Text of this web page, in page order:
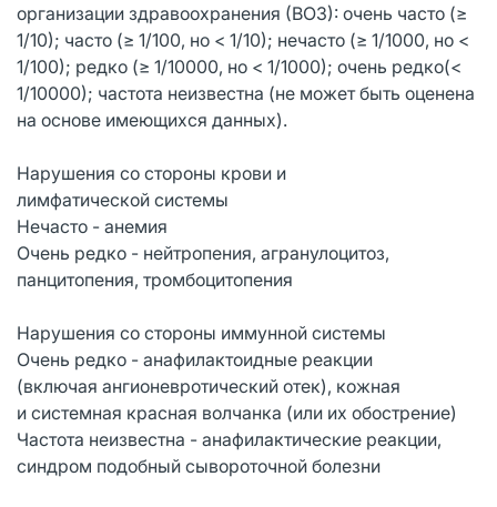
организации здравоохранения (ВОЗ): очень часто (≥
1/10); часто (≥ 1/100, но < 1/10); нечасто (≥ 1/1000, но <
1/100); редко (≥ 1/10000, но < 1/1000); очень редко(<
1/10000); частота неизвестна (не может быть оценена
на основе имеющихся данных).
Нарушения со стороны крови и
лимфатической системы
Нечасто - анемия
Очень редко - нейтропения, агранулоцитоз,
панцитопения, тромбоцитопения
Нарушения со стороны иммунной системы
Очень редко - анафилактоидные реакции
(включая ангионевротический отек), кожная
и системная красная волчанка (или их обострение)
Частота неизвестна - анафилактические реакции,
синдром подобный сывороточной болезни